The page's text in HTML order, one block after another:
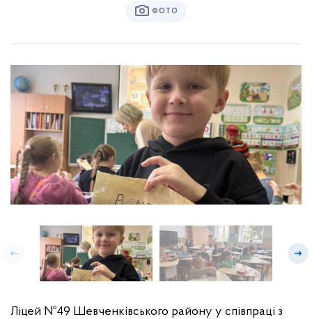
ФОТО
Ліцей №49 Шевченківського району у співпраці з